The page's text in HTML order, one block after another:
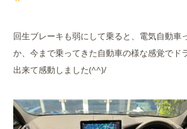
回生ブレーキも弱にして乗ると、電気自動車
か、今まで乗ってきた自動車の様な感覚でド
出来て感動しました(^^)/